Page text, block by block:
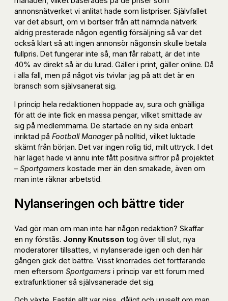
annonsnätverket vi anlitat hade som listpriser. Självfallet
var det absurt, om vi bortser från att nämnda nätverk
aldrig presterade någon egentlig försäljning så var det
också klart så att ingen annonsör någonsin skulle betala
fullpris. Det fungerar inte så, man får rabatt, är det inte
40% av direkt så är du lurad. Gäller i print, gäller online. Då
i alla fall, men på något vis tvivlar jag på att det är en
bransch som självsanerat sig.
I princip hela redaktionen hoppade av, sura och gnälliga
för att de inte fick en massa pengar, vilket smittade av
sig på medlemmarna. De startade en ny sida enbart
inriktad på Football Managerpå nolltid, vilket luktade
skämt från början. Det var ingen rolig tid, milt uttryck. I det
här läget hade vi ännu inte fått positiva siffror på projektet
– Sportgamers kostade mer än den smakade, även om
man inte räknar arbetstid.
Nylanseringen och bättre tider
Vad gör man om man inte har någon redaktion? Skaffar
en ny förstås. Jonny Knutsson tog över till slut, nya
moderatorer tillsattes, vi nylanserade igen och den här
gången gick det bättre. Visst knorrades det fortfarande
men eftersom Sportgamers i princip var ett forum med
extrafunktioner så självsanerade det sig.